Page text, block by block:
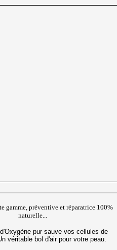
gamme, préventive et réparatrice 100%
naturelle...
pur sauve vos cellules de
véritable bol d'air pour votre peau.